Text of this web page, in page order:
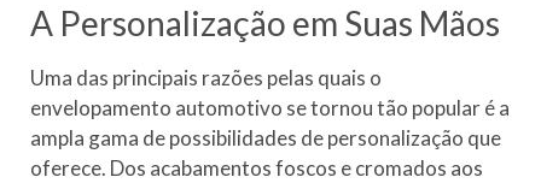
A Personalização em Suas Mãos
Uma das principais razões pelas quais o
envelopamento automotivo se tornou tão popular é a
ampla gama de possibilidades de personalização que
oferece. Dos acabamentos foscos e cromados aos